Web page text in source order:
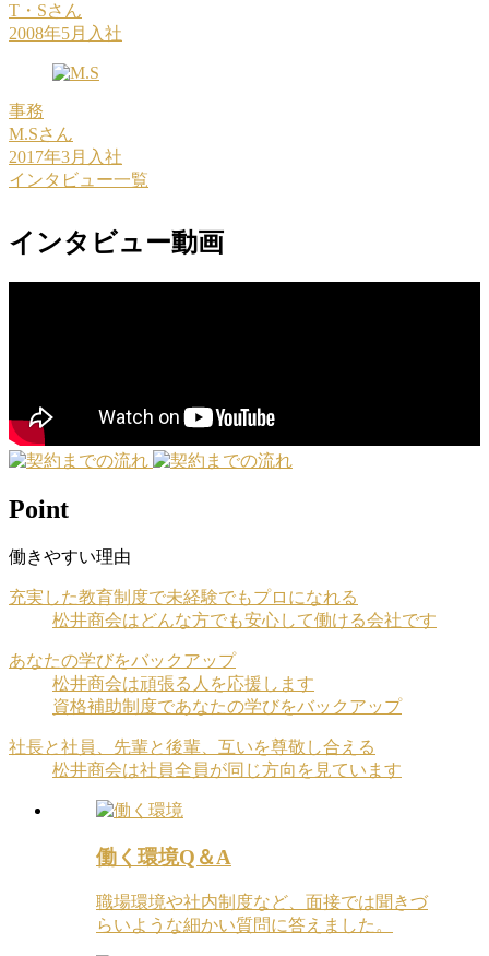
T・Sさん
2008年5月入社
事務
M.Sさん
2017年3月入社
インタビュー一覧
インタビュー動画
Point
働きやすい理由
充実した教育制度で未経験でもプロになれる
松井商会はどんな方でも安心して働ける会社です
あなたの学びをバックアップ
松井商会は頑張る人を応援します
資格補助制度であなたの学びをバックアップ
社長と社員、先輩と後輩、互いを尊敬し合える
松井商会は社員全員が同じ方向を見ています
働く環境Q＆A
職場環境や社内制度など、面接では聞きづ
らいような細かい質問に答えました。